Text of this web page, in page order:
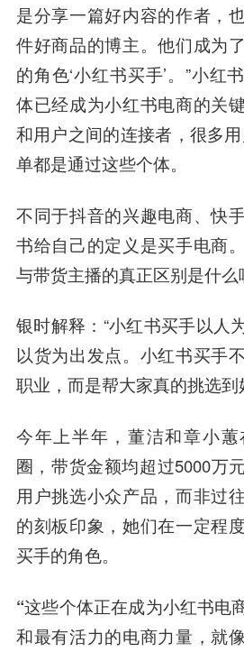
是分享一篇好内容的作者，
件好商品的博主。他们成为
的角色‘小红书买手’。”小红
体已经成为小红书电商的关
和用户之间的连接者，很多
单都是通过这些个体。
不同于抖音的兴趣电商、快
书给自己的定义是买手电商
与带货主播的真正区别是什么
银时解释：“小红书买手以人
以货为出发点。小红书买手
职业，而是帮大家真的挑选到
今年上半年，董洁和章小
圈，带货金额均超过5000万
用户挑选小众产品，而非过
的刻板印象，她们在一定程
买手的角色。
“这些个体正在成为小红书电
和最有活力的电商力量，就